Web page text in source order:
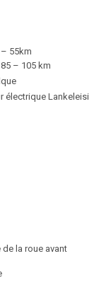
55km
– 105 km
électrique Lankeleisi
la roue avant